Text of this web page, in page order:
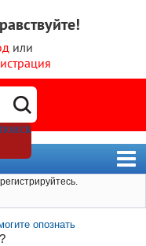
или
опознать